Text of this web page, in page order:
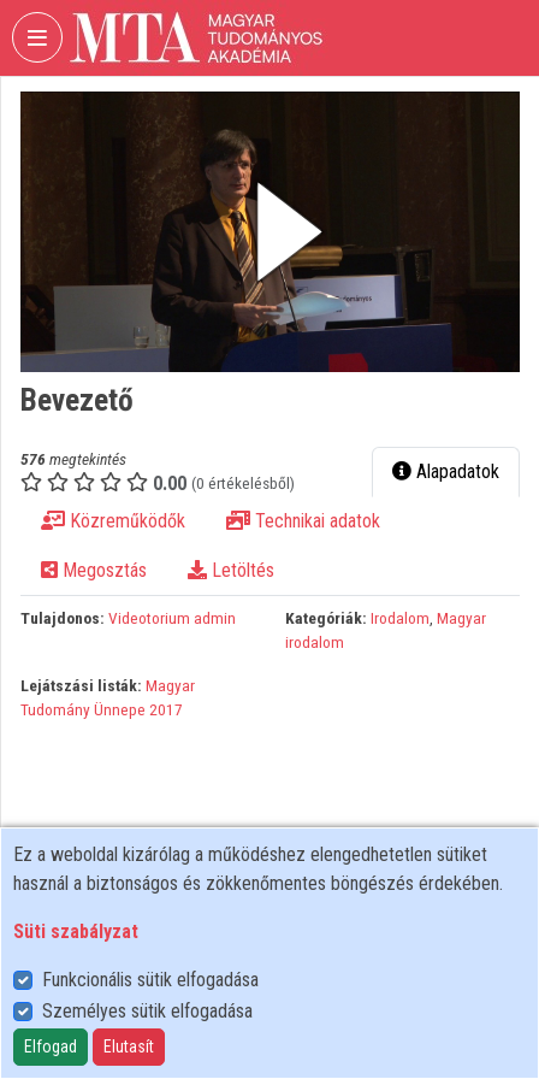
Fejléc kihagyása Menü kihagyása Tartalom kihagyása
Intézményi kezdőlap
Bejelentkezés
Intézményi listák
Intézmények
Közreműködők
Bevezető
576 megtekintés
0.00 (0 értékelésből) Alapadatok
Közreműködők Technikai adatok
Megosztás Letöltés
Tulajdonos: Videotorium admin Kategóriák: Irodalom, Magyar
irodalom
Lejátszási listák: Magyar
Tudomány Ünnepe 2017
Felhasználói szabályzat
Adatkezelési tájékoztató
Süti szabályzat
Ez a weboldal kizárólag a működéshez elengedhetetlen sütiket
használ a biztonságos és zökkenőmentes böngészés érdekében.
Süti szabályzat
Funkcionális sütik elfogadása
Személyes sütik elfogadása
Elfogad Elutasít